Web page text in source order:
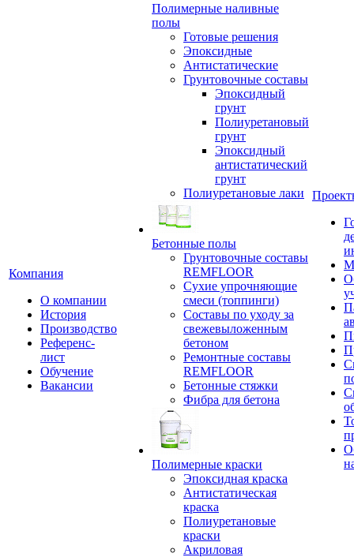
Компания
О компании
История
Производство
Референс-
лист
Обучение
Вакансии
Полимерные наливные
полы
Готовые решения
Эпоксидные
Антистатические
Грунтовочные составы
Эпоксидный
грунт
Полиуретановый
грунт
Эпоксидный
антистатический
грунт
Полиуретановые лаки
Бетонные полы
Грунтовочные составы
REMFLOOR
Сухие упрочняющие
смеси (топпинги)
Составы по уходу за
свежевыложенным
бетоном
Ремонтные составы
REMFLOOR
Бетонные стяжки
Фибра для бетона
Полимерные краски
Эпоксидная краска
Антистатическая
краска
Полиуретановые
краски
Акриловая